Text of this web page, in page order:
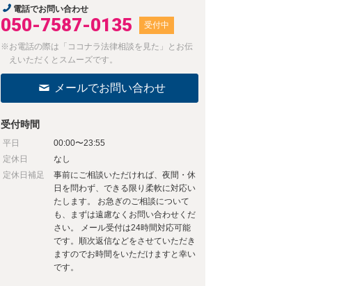
電話でお問い合わせ
050-7587-0135 受付中
※お電話の際は「ココナラ法律相談を見た」とお伝
えいただくとスムーズです。
メールでお問い合わせ
受付時間
平日
00:00〜23:55
定休日
なし
定休日補足
事前にご相談いただければ、夜間・休
日を問わず、できる限り柔軟に対応い
たします。 お急ぎのご相談について
も、まずは遠慮なくお問い合わせくだ
さい。 メール受付は24時間対応可能
です。順次返信などをさせていただき
ますのでお時間をいただけますと幸い
です。